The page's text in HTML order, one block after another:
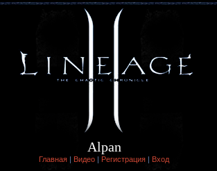
Alpan
Главная | Видео | Регистрация | Вход